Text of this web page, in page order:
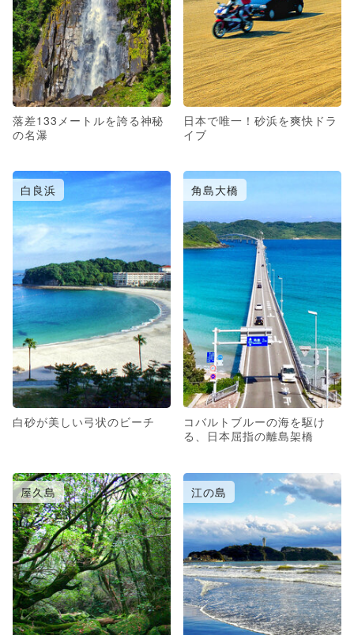
落差133メートルを誇る神秘
の名瀑
日本で唯一！砂浜を爽快ドラ
イブ
白良浜
白砂が美しい弓状のビーチ
角島大橋
コバルトブルーの海を駆け
る、日本屈指の離島架橋
屋久島 江の島